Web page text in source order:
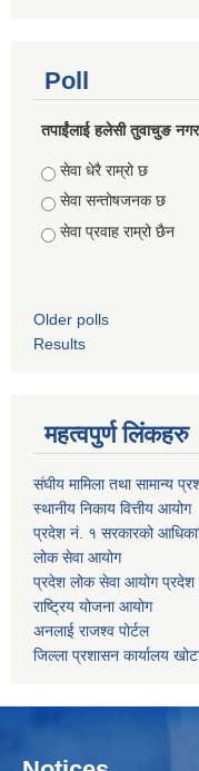
Poll
तपाईंलाई हलेसी तुवाचुङ
Choices
सेवा धेरै राम्रो छ
सेवा सन्तोषजनक छ
सेवा प्रवाह राम्रो छैन
Older polls
Results
महत्वपुर्ण लिंकहरु
संघीय मामिला तथा सामान्य
स्थानीय निकाय वित्तीय आयोग
प्रदेश नं. १ सरकारको
लोक सेवा आयोग
प्रदेश लोक सेवा आयोग
राष्ट्रिय योजना आयोग
अनलाई राजश्व पोर्टल
जिल्ला प्रशासन कार्यालय